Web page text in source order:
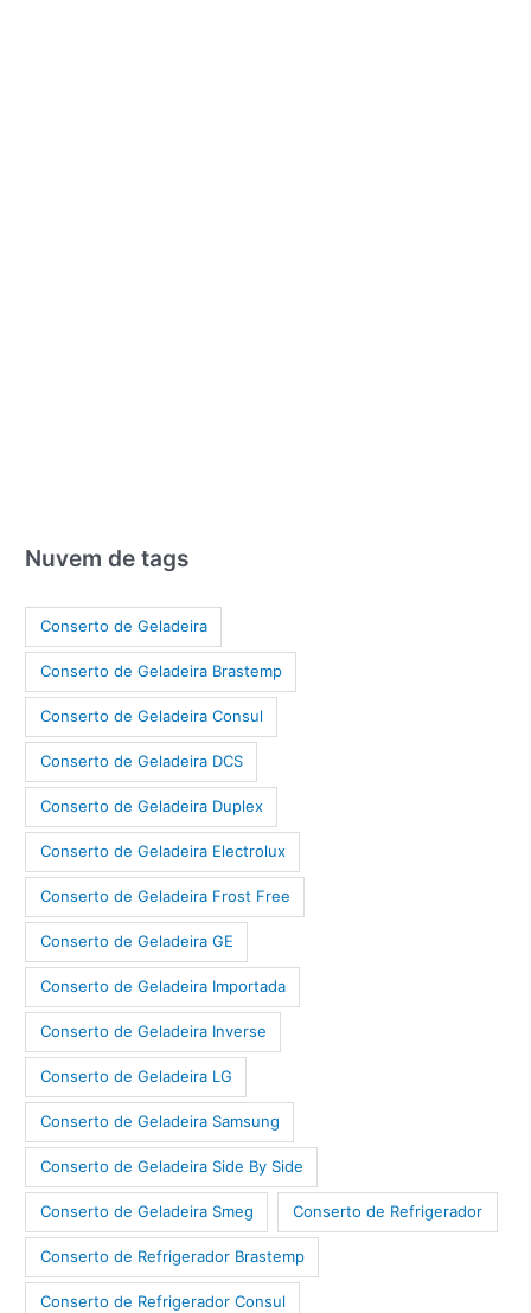
Nuvem de tags
Conserto de Geladeira
Conserto de Geladeira Brastemp
Conserto de Geladeira Consul
Conserto de Geladeira DCS
Conserto de Geladeira Duplex
Conserto de Geladeira Electrolux
Conserto de Geladeira Frost Free
Conserto de Geladeira GE
Conserto de Geladeira Importada
Conserto de Geladeira Inverse
Conserto de Geladeira LG
Conserto de Geladeira Samsung
Conserto de Geladeira Side By Side
Conserto de Geladeira Smeg Conserto de Refrigerador
Conserto de Refrigerador Brastemp
Conserto de Refrigerador Consul